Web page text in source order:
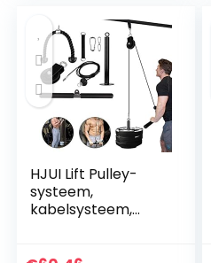
HJUI Lift Pulley-
systeem,
kabelsysteem,